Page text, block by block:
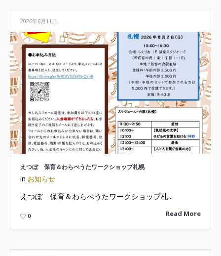
2026年6月11日
えつぼ 保育＆わらべうたワークショップ札幌
in お知らせ
えつぼ 保育＆わらべうたワークショップ札...
Read More
0